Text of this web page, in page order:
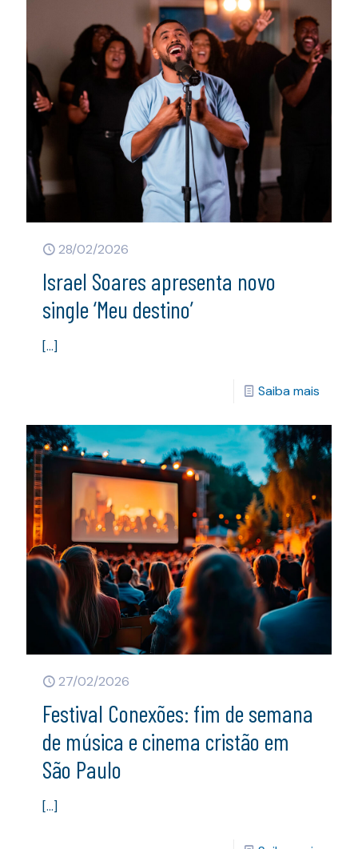
28/02/2026
Israel Soares apresenta novo
single ‘Meu destino’
[…]
Saiba mais
27/02/2026
Festival Conexões: fim de semana
de música e cinema cristão em
São Paulo
[…]